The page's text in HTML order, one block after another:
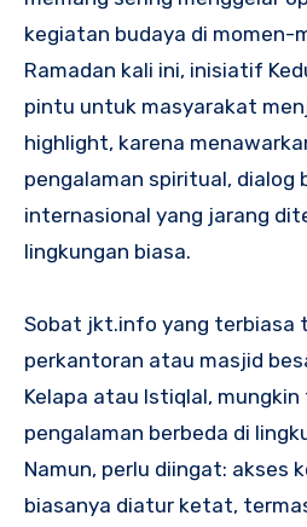
kegiatan budaya di momen-
Ramadan kali ini, inisiatif
pintu untuk masyarakat
highlight, karena
pengalaman spiritual, dialog
internasional yang jarang
lingkungan biasa.
Sobat jkt.info yang terbiasa
perkantoran atau masjid
Kelapa atau Istiqlal,
pengalaman berbeda di
Namun, perlu diingat: akses
biasanya diatur ketat,